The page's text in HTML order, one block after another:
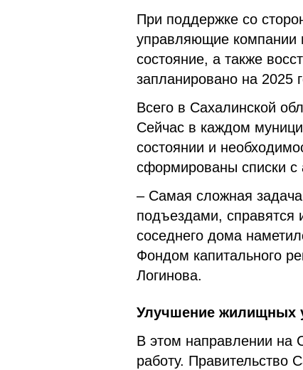
При поддержке со
управляющие компании
состояние, а также
запланировано на 2025
Всего в Сахалинской
Сейчас в каждом
состоянии и
сформированы списки с
– Самая сложная
подъездами, справятся
соседнего дома
Фондом капитального
Логинова.
Улучшение жилищных
В этом направлении на
работу. Правительство